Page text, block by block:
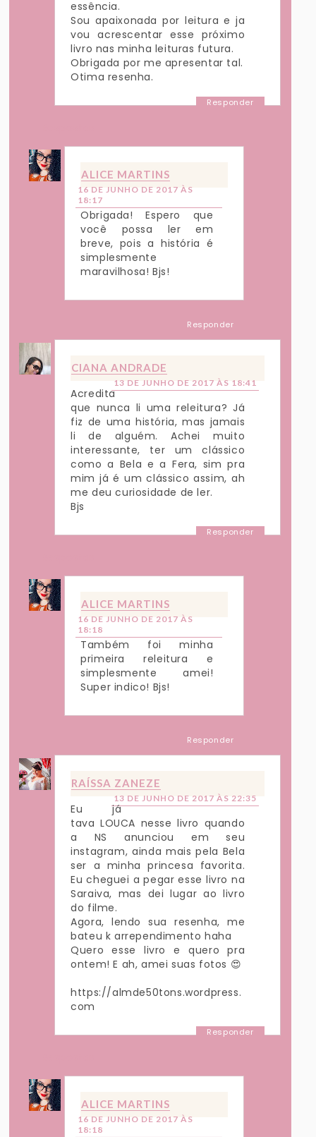
essência.
Sou apaixonada por leitura e ja
vou acrescentar esse próximo
livro nas minha leituras futura.
Obrigada por me apresentar tal.
Otima resenha.
Responder
ALICE MARTINS
16 DE JUNHO DE 2017 ÀS
18:17
Obrigada! Espero que
você possa ler em
breve, pois a história é
simplesmente
maravilhosa! Bjs!
Responder
CIANA ANDRADE
13 DE JUNHO DE 2017 ÀS 18:41
Acredita
que nunca li uma releitura? Já
fiz de uma história, mas jamais
li de alguém. Achei muito
interessante, ter um clássico
como a Bela e a Fera, sim pra
mim já é um clássico assim, ah
me deu curiosidade de ler.
Bjs
Responder
ALICE MARTINS
16 DE JUNHO DE 2017 ÀS
18:18
Também foi minha
primeira releitura e
simplesmente amei!
Super indico! Bjs!
Responder
RAÍSSA ZANEZE
13 DE JUNHO DE 2017 ÀS 22:35
Eu já
tava LOUCA nesse livro quando
a NS anunciou em seu
instagram, ainda mais pela Bela
ser a minha princesa favorita.
Eu cheguei a pegar esse livro na
Saraiva, mas dei lugar ao livro
do filme.
Agora, lendo sua resenha, me
bateu k arrependimento haha
Quero esse livro e quero pra
ontem! E ah, amei suas fotos 😍
https://almde50tons.wordpress.
com
Responder
ALICE MARTINS
16 DE JUNHO DE 2017 ÀS
18:18